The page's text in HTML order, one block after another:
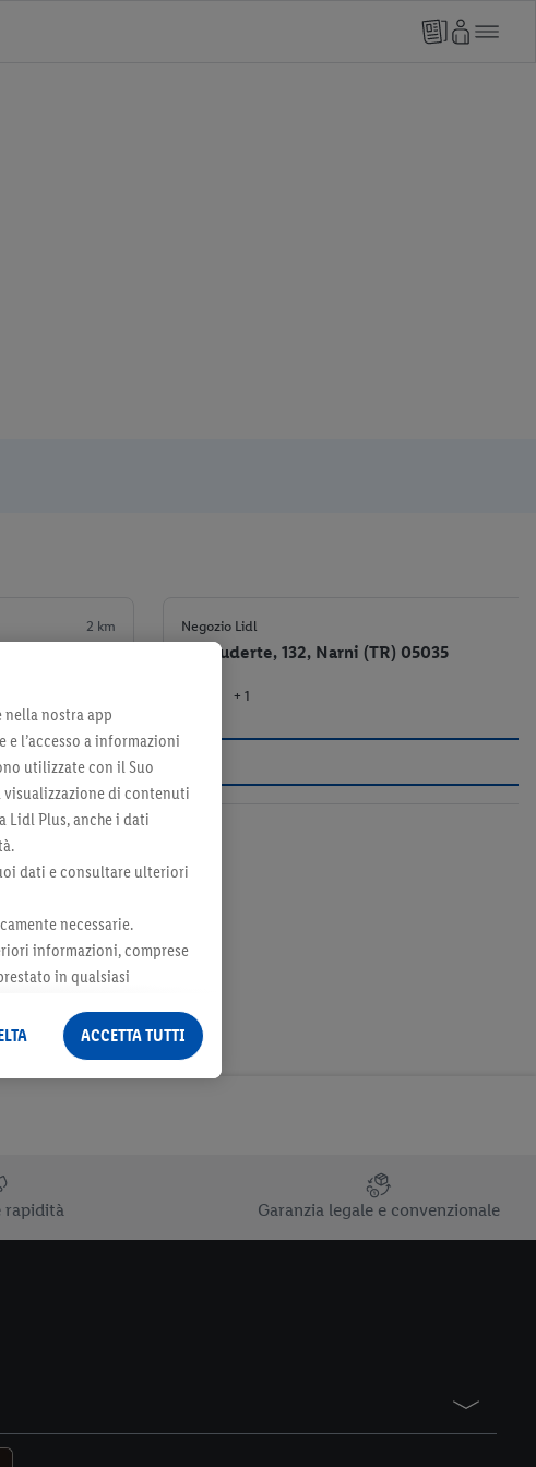
2 km Negozio Lidl
Via Tuderte, 132, Narni (TR) 05035
+ 1
rapidità Garanzia legale e convenzionale
nostra app
l’accesso a informazioni
utilizzate con il Suo
di contenuti
Lidl Plus, anche i dati
dati e consultare ulteriori
necessarie.
informazioni, comprese
in qualsiasi
ACCETTA TUTTI